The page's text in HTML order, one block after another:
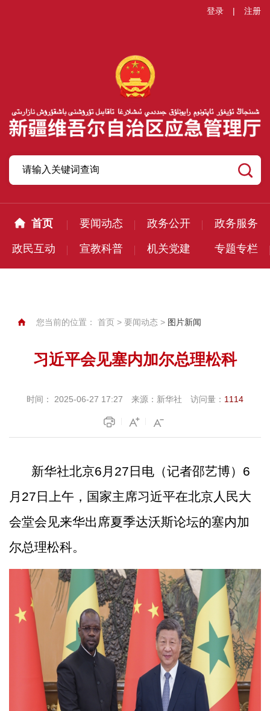
登录 | 注册
首页 要闻动态 政务公开 政务服务
政民互动 宣教科普 机关党建 专题专栏
您当前的位置： 首页 > 要闻动态 > 图片新闻
习近平会见塞内加尔总理松科
时间： 2025-06-27 17:27 来源： 新华社 访问量： 1114
新华社北京6月27日电（记者邵艺博）6
月27日上午，国家主席习近平在北京人民大
会堂会见来华出席夏季达沃斯论坛的塞内加
尔总理松科。